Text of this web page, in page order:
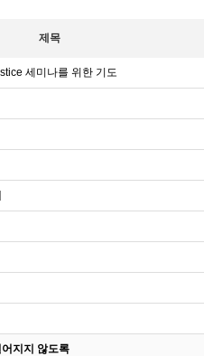
제목
세미나를 위한 기도
지지 않도록